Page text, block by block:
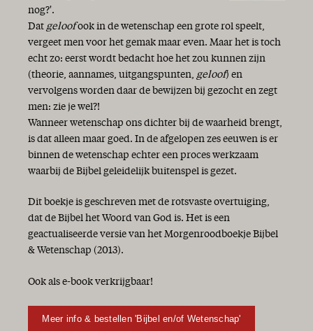
nog?'.
Dat geloofook in de wetenschap een grote rol speelt,
vergeet men voor het gemak maar even. Maar het is toch
echt zo: eerst wordt bedacht hoe het zou kunnen zijn
(theorie, aannames, uitgangspunten, geloof) en
vervolgens worden daar de bewijzen bij gezocht en zegt
men: zie je wel?!
Wanneer wetenschap ons dichter bij de waarheid brengt,
is dat alleen maar goed. In de afgelopen zes eeuwen is er
binnen de wetenschap echter een proces werkzaam
waarbij de Bijbel geleidelijk buitenspel is gezet.
Dit boekje is geschreven met de rotsvaste overtuiging,
dat de Bijbel het Woord van God is. Het is een
geactualiseerde versie van het Morgenroodboekje Bijbel
& Wetenschap (2013).
Ook als e-book verkrijgbaar!
Meer info & bestellen 'Bijbel en/of Wetenschap'